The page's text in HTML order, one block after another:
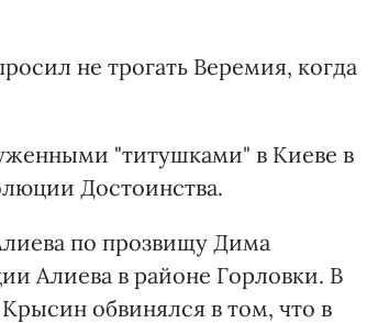
не трогать Веремия, когда
"титушками" в Киеве в
Достоинства.
по прозвищу Дима
Алиева в районе Горловки. В
обвинялся в том, что в